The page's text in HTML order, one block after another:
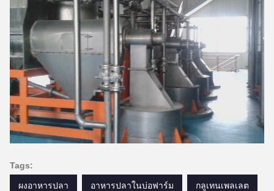
Tags:
ผงอาหารปลา อาหารปลาในบ่อฟาร์ม กลูเทนเพลเลต